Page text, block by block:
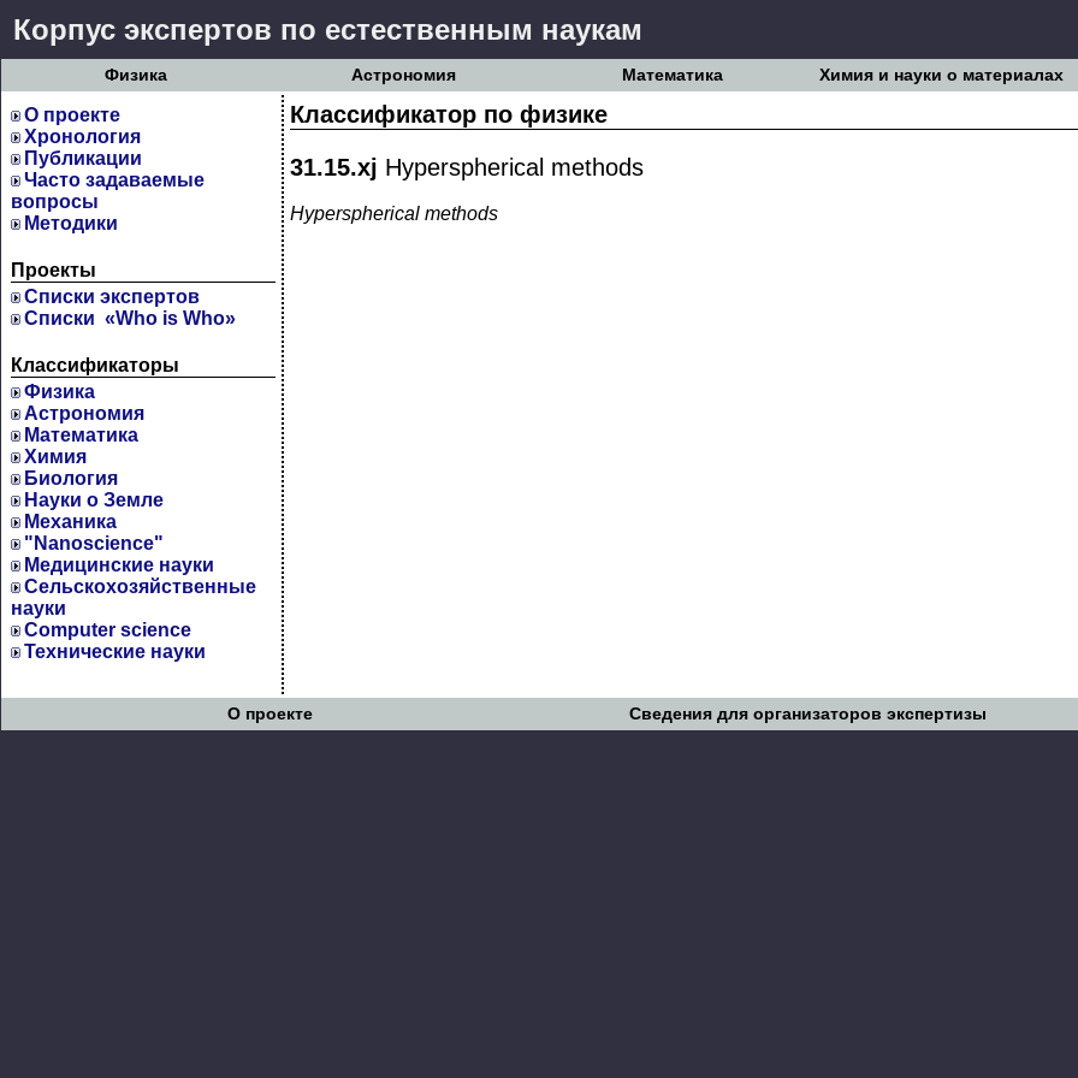
Корпус экспертов по естественным наукам
Физика Астрономия Математика Химия и науки о материалах
О проекте
Хронология
Публикации
Часто задаваемые
вопросы
Методики
Проекты
Cписки экспертов
Списки «Who is Who»
Классификаторы
Физика
Астрономия
Математика
Химия
Биология
Науки о Земле
Механика
"Nanoscience"
Медицинские науки
Сельскохозяйственные
науки
Computer science
Технические науки
Классификатор по физике
31.15.xj Hyperspherical methods
Hyperspherical methods
О проекте Сведения для организаторов экспертизы